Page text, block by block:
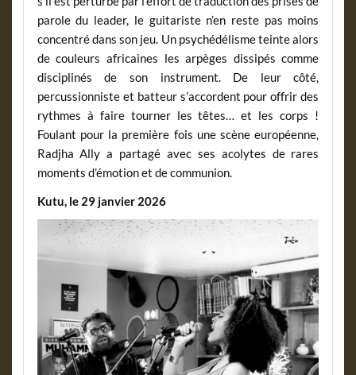
parole du leader, le guitariste n’en reste pas moins
concentré dans son jeu. Un psychédélisme teinte alors
de couleurs africaines les arpèges dissipés comme
disciplinés de son instrument. De leur côté,
percussionniste et batteur s’accordent pour offrir des
rythmes à faire tourner les têtes… et les corps !
Foulant pour la première fois une scène européenne,
Radjha Ally a partagé avec ses acolytes de rares
moments d’émotion et de communion.
Kutu, le 29 janvier 2026